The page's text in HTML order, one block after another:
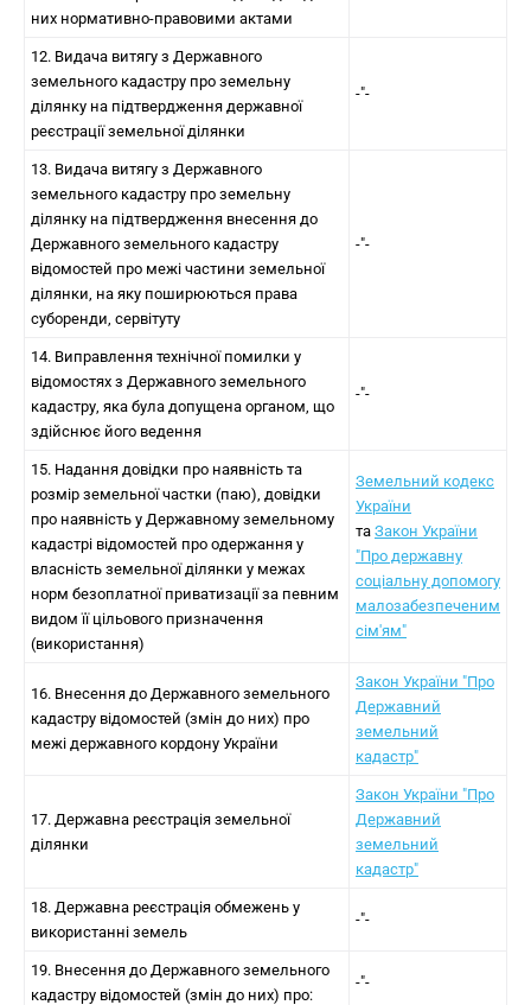
них нормативно-правовими актами
12. Видача витягу з Державного
земельного кадастру про земельну
ділянку на підтвердження державної
реєстрації земельної ділянки
-"-
13. Видача витягу з Державного
земельного кадастру про земельну
ділянку на підтвердження внесення до
Державного земельного кадастру
відомостей про межі частини земельної
ділянки, на яку поширюються права
суборенди, сервітуту
-"-
14. Виправлення технічної помилки у
відомостях з Державного земельного
кадастру, яка була допущена органом, що
здійснює його ведення
-"-
15. Надання довідки про наявність та
розмір земельної частки (паю), довідки
про наявність у Державному земельному
кадастрі відомостей про одержання у
власність земельної ділянки у межах
норм безоплатної приватизації за певним
видом її цільового призначення
(використання)
Земельний кодекс
України
та Закон України
"Про державну
соціальну допомогу
малозабезпеченим
сім'ям"
16. Внесення до Державного земельного
кадастру відомостей (змін до них) про
межі державного кордону України
Закон України "Про
Державний
земельний
кадастр"
17. Державна реєстрація земельної
ділянки
Закон України "Про
Державний
земельний
кадастр"
18. Державна реєстрація обмежень у
використанні земель
-"-
19. Внесення до Державного земельного
кадастру відомостей (змін до них) про:
-"-